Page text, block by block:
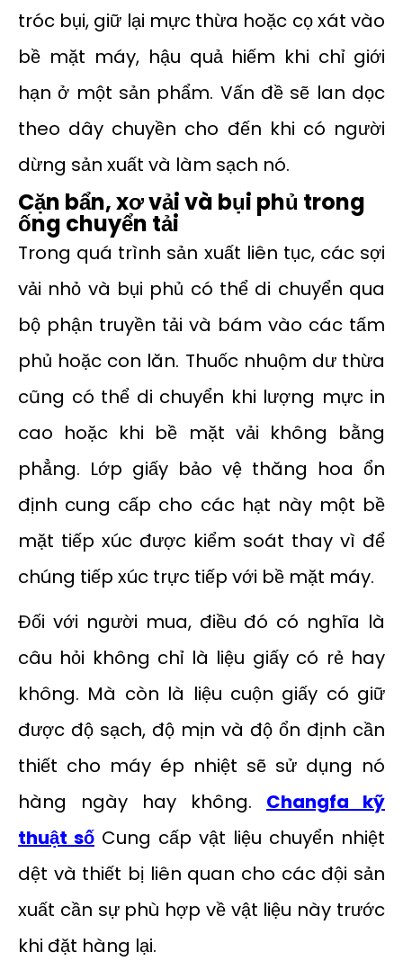
tróc bụi, giữ lại mực thừa hoặc cọ xát vào
bề mặt máy, hậu quả hiếm khi chỉ giới
hạn ở một sản phẩm. Vấn đề sẽ lan dọc
theo dây chuyền cho đến khi có người
dừng sản xuất và làm sạch nó.
Cặn bẩn, xơ vải và bụi phủ trong
ống chuyển tải
Trong quá trình sản xuất liên tục, các sợi
vải nhỏ và bụi phủ có thể di chuyển qua
bộ phận truyền tải và bám vào các tấm
phủ hoặc con lăn. Thuốc nhuộm dư thừa
cũng có thể di chuyển khi lượng mực in
cao hoặc khi bề mặt vải không bằng
phẳng. Lớp giấy bảo vệ thăng hoa ổn
định cung cấp cho các hạt này một bề
mặt tiếp xúc được kiểm soát thay vì để
chúng tiếp xúc trực tiếp với bề mặt máy.
Đối với người mua, điều đó có nghĩa là
câu hỏi không chỉ là liệu giấy có rẻ hay
không. Mà còn là liệu cuộn giấy có giữ
được độ sạch, độ mịn và độ ổn định cần
thiết cho máy ép nhiệt sẽ sử dụng nó
hàng ngày hay không.
Changfa kỹ
thuật số Cung cấp vật liệu chuyển nhiệt
dệt và thiết bị liên quan cho các đội sản
xuất cần sự phù hợp về vật liệu này trước
khi đặt hàng lại.